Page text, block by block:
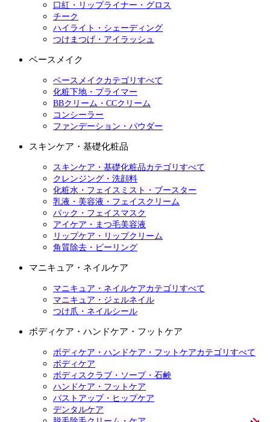
口紅・リップライナー・グロス
チーク
ハイライト・シェーディング
つけまつげ・アイラッシュ
ベースメイク
ベースメイクカテゴリすべて
化粧下地・プライマー
BBクリーム・CCクリーム
コンシーラー
ファンデーション・パウダー
スキンケア・基礎化粧品
スキンケア・基礎化粧品カテゴリすべて
クレンジング・洗顔料
化粧水・フェイスミスト・ブースター
乳液・美容液・フェイスクリーム
パック・フェイスマスク
アイケア・まつ毛美容液
リップケア・リップクリーム
角質除去・ピーリング
マニキュア・ネイルケア
マニキュア・ネイルケアカテゴリすべて
マニキュア・ジェルネイル
つけ爪・ネイルシール
ボディケア・ハンドケア・フットケア
ボディケア・ハンドケア・フットケアカテゴリすべて
ボディケア
ボディスクラブ・ソープ・石鹸
ハンドケア・フットケア
バストアップ・ヒップケア
デンタルケア